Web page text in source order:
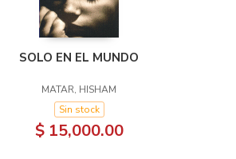
SOLO EN EL MUNDO
MATAR, HISHAM
Sin stock
$ 15,000.00